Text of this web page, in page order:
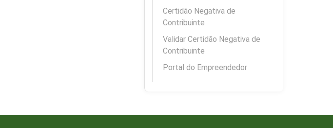
Certidão Negativa de
Contribuinte
Validar Certidão Negativa de
Contribuinte
Portal do Empreendedor